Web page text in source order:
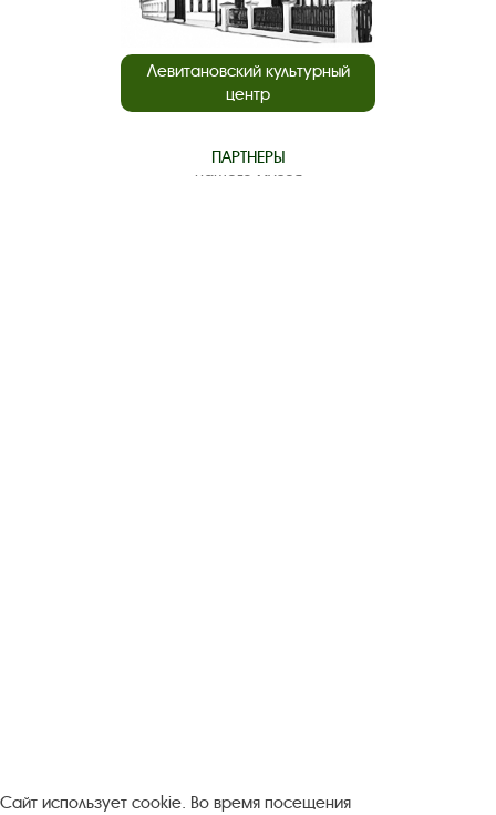
Левитановский культурный
центр
ПАРТНЕРЫ
нашего музея
Сайт использует cookie. Во время посещения